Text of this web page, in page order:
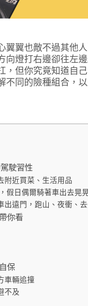
翼翼也敵不過其他
向燈打右邊卻往左
，但你究竟知道自
不同的險種組合，
駛習性
附近買菜、生活用品
假日偶爾騎著車出去晃
出遠門，跑山、夜衝、
你看
保
車輛追撞
不及